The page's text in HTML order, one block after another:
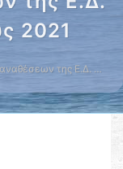
2021
της Ε.Δ. …